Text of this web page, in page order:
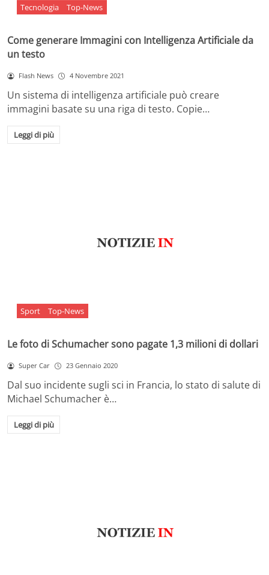
Tecnologia Top-News
Come generare Immagini con Intelligenza Artificiale da
un testo
Flash News 4 Novembre 2021
Un sistema di intelligenza artificiale può creare
immagini basate su una riga di testo. Copie…
Leggi di più
Sport Top-News
Le foto di Schumacher sono pagate 1,3 milioni di dollari
Super Car 23 Gennaio 2020
Dal suo incidente sugli sci in Francia, lo stato di salute di
Michael Schumacher è…
Leggi di più